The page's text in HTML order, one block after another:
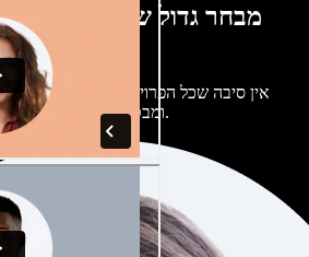
מבחר גדול של קולות נשים
מבטאים
אין סיבה שכל הפרויקטים יישמעו אותו
ומבטאים של בינה מלאכותית והתאימו אותם אליכם.